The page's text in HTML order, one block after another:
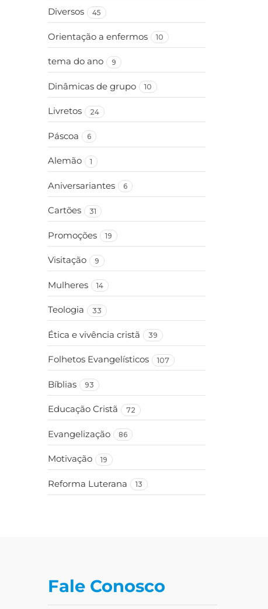
Diversos 45
Orientação a enfermos 10
tema do ano 9
Dinâmicas de grupo 10
Livretos 24
Páscoa 6
Alemão 1
Aniversariantes 6
Cartões 31
Promoções 19
Visitação 9
Mulheres 14
Teologia 33
Ética e vivência cristã 39
Folhetos Evangelísticos 107
Bíblias 93
Educação Cristã 72
Evangelização 86
Motivação 19
Reforma Luterana 13
Fale Conosco